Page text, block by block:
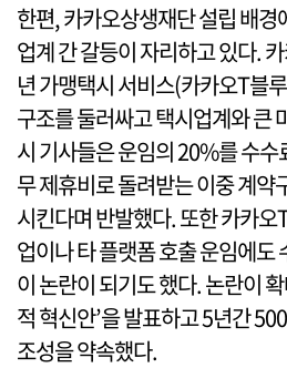
한편, 카카오상생재단 설립 배경
업계 간 갈등이 자리하고 있다.
년 가맹택시 서비스(카카오T블
구조를 둘러싸고 택시업계와 큰
시 기사들은 운임의 20%를 수
무 제휴비로 돌려받는 이중 계약
시킨다며 반발했다. 또한 카카오
업이나 타 플랫폼 호출 운임에도
이 논란이 되기도 했다. 논란이
적 혁신안’을 발표하고 5년간
조성을 약속했다.